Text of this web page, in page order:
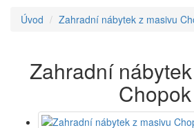
Úvod Zahradní nábytek z masivu
Zahradní
Chopok